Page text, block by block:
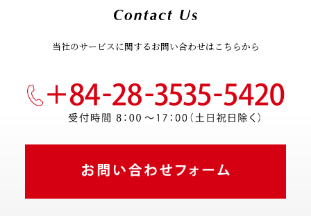
当社のサービスに関するお問い合わせはこちらから